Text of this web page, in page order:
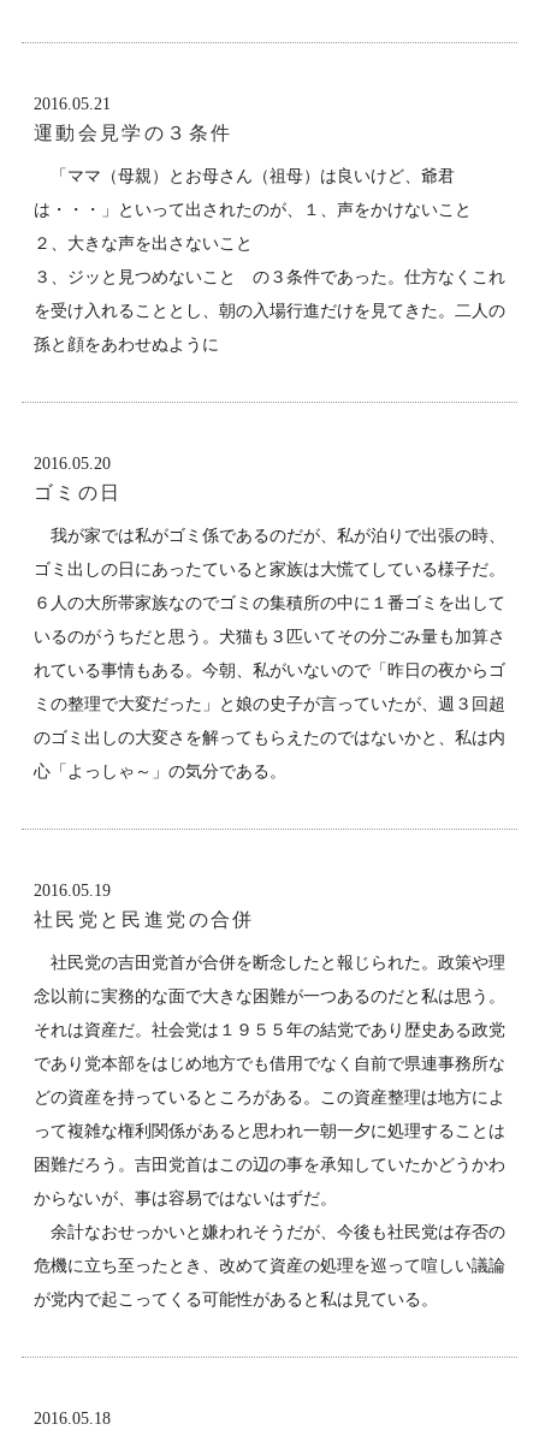
2016.05.21
運動会見学の３条件
「ママ（母親）とお母さん（祖母）は良いけど、爺君
は・・・」といって出されたのが、１、声をかけないこと
２、大きな声を出さないこと
３、ジッと見つめないこと の３条件であった。仕方なくこれ
を受け入れることとし、朝の入場行進だけを見てきた。二人の
孫と顔をあわせぬように
2016.05.20
ゴミの日
我が家では私がゴミ係であるのだが、私が泊りで出張の時、
ゴミ出しの日にあったていると家族は大慌てしている様子だ。
６人の大所帯家族なのでゴミの集積所の中に１番ゴミを出して
いるのがうちだと思う。犬猫も３匹いてその分ごみ量も加算さ
れている事情もある。今朝、私がいないので「昨日の夜からゴ
ミの整理で大変だった」と娘の史子が言っていたが、週３回超
のゴミ出しの大変さを解ってもらえたのではないかと、私は内
心「よっしゃ～」の気分である。
2016.05.19
社民党と民進党の合併
社民党の吉田党首が合併を断念したと報じられた。政策や理
念以前に実務的な面で大きな困難が一つあるのだと私は思う。
それは資産だ。社会党は１９５５年の結党であり歴史ある政党
であり党本部をはじめ地方でも借用でなく自前で県連事務所な
どの資産を持っているところがある。この資産整理は地方によ
って複雑な権利関係があると思われ一朝一夕に処理することは
困難だろう。吉田党首はこの辺の事を承知していたかどうかわ
からないが、事は容易ではないはずだ。
余計なおせっかいと嫌われそうだが、今後も社民党は存否の
危機に立ち至ったとき、改めて資産の処理を巡って喧しい議論
が党内で起こってくる可能性があると私は見ている。
2016.05.18